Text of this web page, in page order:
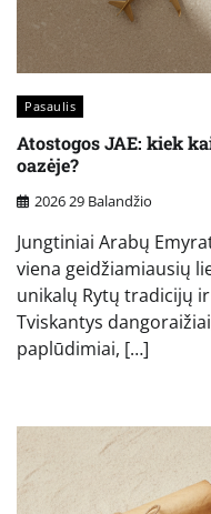
Pasaulis
Atostogos JAE: kiek
oazėje?
2026 29 Balandžio
Jungtiniai Arabų
viena geidžiamiausių
unikalų Rytų tradicijų
Tviskantys
paplūdimiai, […]